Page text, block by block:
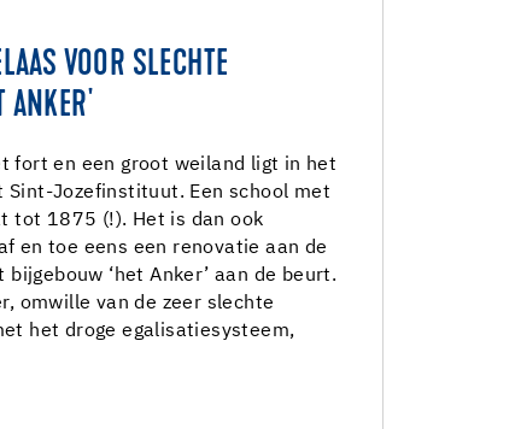
VOOR SLECHTE
fort en een groot weiland ligt in het
Sint-Jozefinstituut. Een school met
tot 1875 (!). Het is dan ook
en toe eens een renovatie aan de
‘het Anker’ aan de beurt.
omwille van de zeer slechte
het droge egalisatiesysteem,